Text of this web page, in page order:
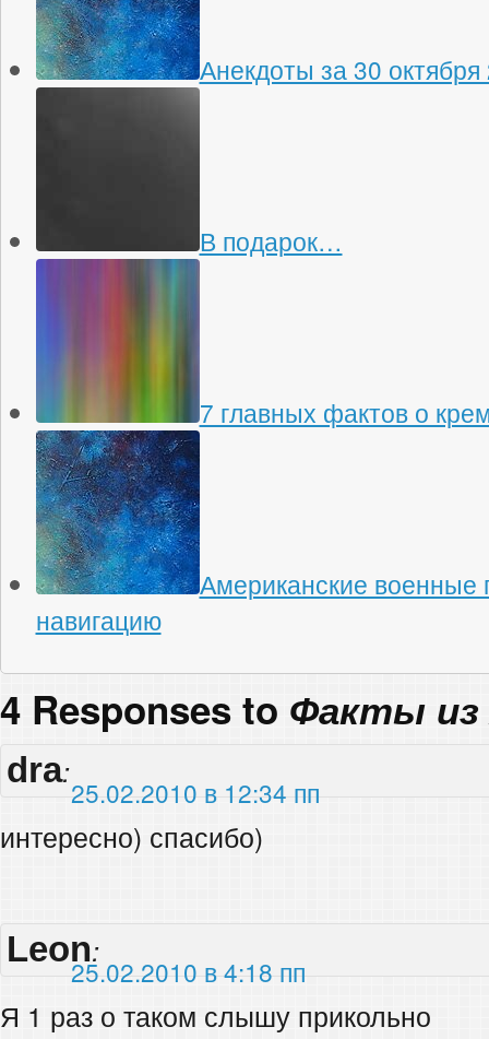
Анекдоты за 30 октября
В подарок…
7 главных фактов о
Американские военные
навигацию
4 Responses to Факты из
dra:
25.02.2010 в 12:34 пп
интересно) спасибо)
Leon:
25.02.2010 в 4:18 пп
Я 1 раз о таком слышу прикольно